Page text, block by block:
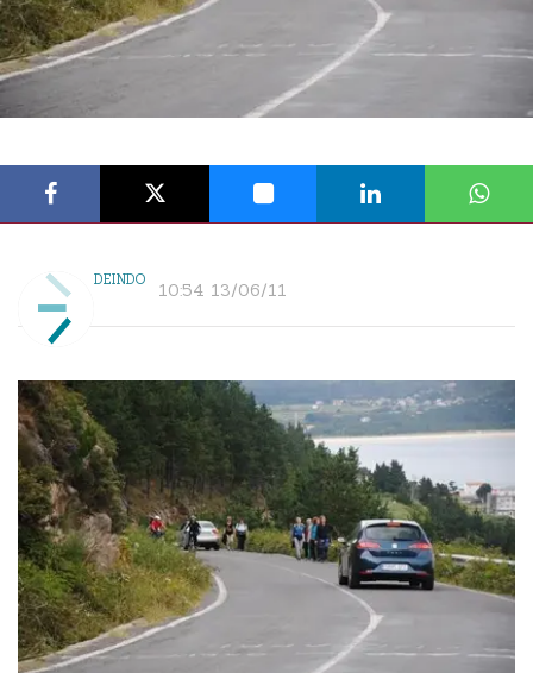
DEINDO 10:54 13/06/11